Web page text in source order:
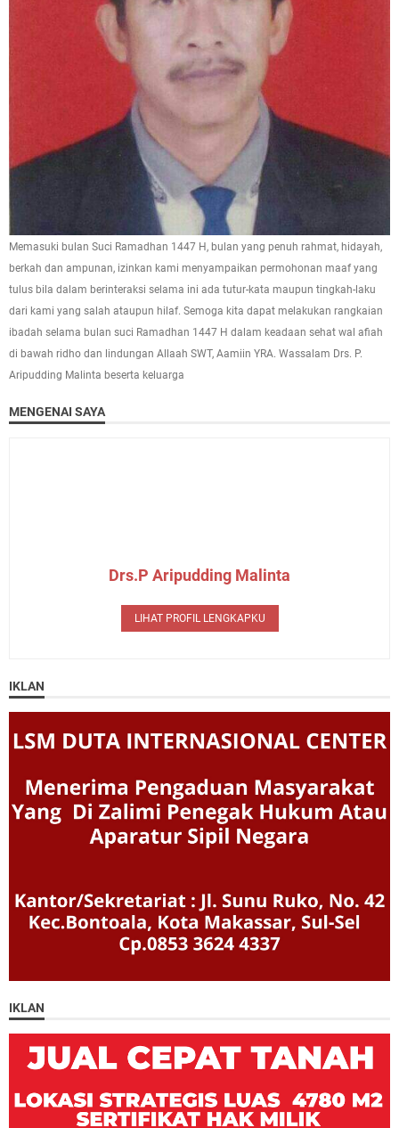
Memasuki bulan Suci Ramadhan 1447 H, bulan yang penuh rahmat, hidayah,
berkah dan ampunan, izinkan kami menyampaikan permohonan maaf yang
tulus bila dalam berinteraksi selama ini ada tutur-kata maupun tingkah-laku
dari kami yang salah ataupun hilaf. Semoga kita dapat melakukan rangkaian
ibadah selama bulan suci Ramadhan 1447 H dalam keadaan sehat wal afiah
di bawah ridho dan lindungan Allaah SWT, Aamiin YRA. Wassalam Drs. P.
Aripudding Malinta beserta keluarga
MENGENAI SAYA
Drs.P Aripudding Malinta
LIHAT PROFIL LENGKAPKU
IKLAN
IKLAN